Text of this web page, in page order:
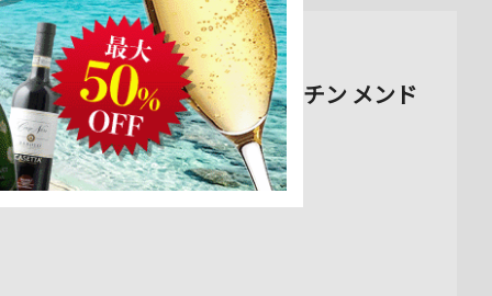
ボディ赤ワイン
エステート 2019年 アルゼンチン メンド